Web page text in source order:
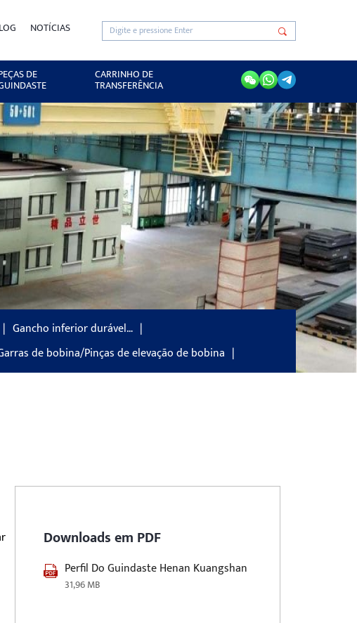
NOTÍCIAS
DE CARRINHO DE
TRANSFERÊNCIA
Gancho inferior durável…
de bobina/Pinças de elevação de bobina
Downloads em PDF
Perfil Do Guindaste Henan Kuangshan
31,96 MB